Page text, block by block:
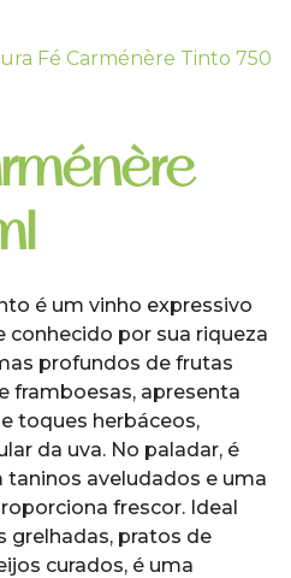
Fé Carménère Tinto 750
é um vinho expressivo
conhecido por sua riqueza
profundos de frutas
framboesas, apresenta
toques herbáceos,
da uva. No paladar, é
taninos aveludados e uma
frescor. Ideal
grelhadas, pratos de
curados, é uma